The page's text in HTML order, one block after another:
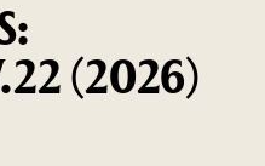
(2026)